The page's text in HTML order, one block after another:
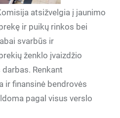
atsižvelgia į jaunimo
ir puikų rinkos bei
svarbūs ir
ženklo įvaizdžio
Renkant
ir finansinė bendrovės
pagal visus verslo